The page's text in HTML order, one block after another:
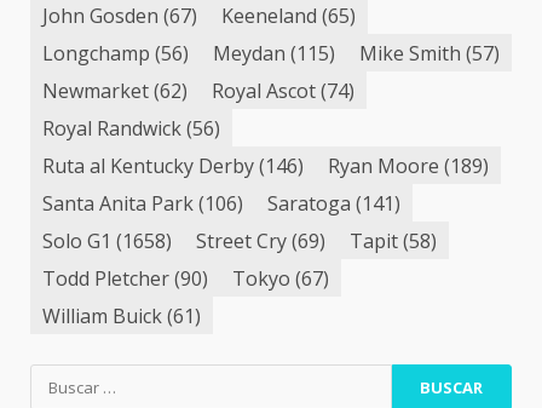
John Gosden (67) Keeneland (65)
Longchamp (56) Meydan (115) Mike Smith (57)
Newmarket(62) Royal Ascot(74)
Royal Randwick(56)
Ruta al Kentucky Derby(146) Ryan Moore (189)
Santa Anita Park(106) Saratoga (141)
Solo G1 (1658) Street Cry(69) Tapit(58)
Todd Pletcher(90) Tokyo (67)
William Buick(61)
Buscar: